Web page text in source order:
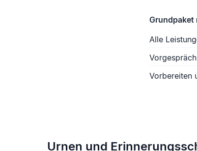
Grundpaket
Alle
Vorbereiten
Urnen und